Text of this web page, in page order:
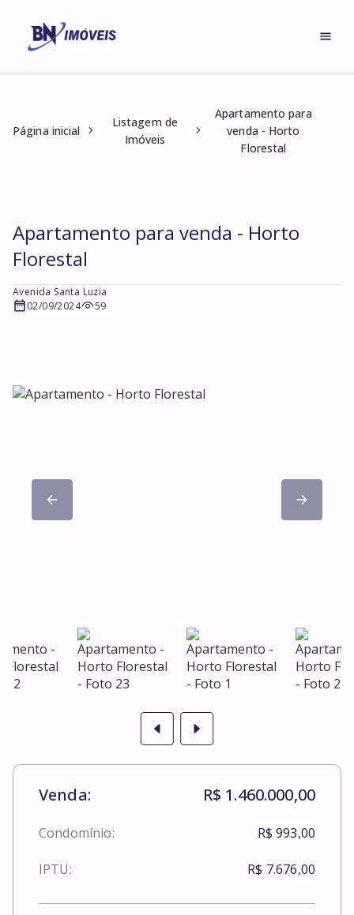
Página inicial
Listagem de
Imóveis
Apartamento para
venda - Horto
Florestal
Apartamento para venda - Horto
Florestal
Avenida Santa Luzia
02/09/2024
59
Venda: R$ 1.460.000,00
Condomínio: R$ 993,00
IPTU: R$ 7.676,00